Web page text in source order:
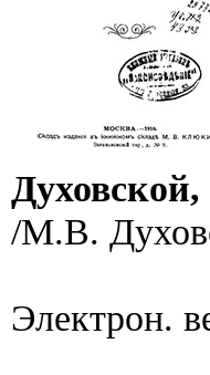
/М.В.
Электрон.